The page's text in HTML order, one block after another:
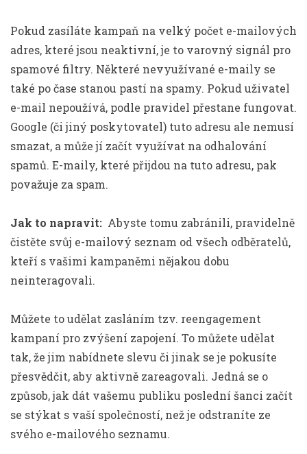
Pokud zasíláte kampaň na velký počet e-mailových
adres, které jsou neaktivní, je to varovný signál pro
spamové filtry. Některé nevyužívané e-maily se
také po čase stanou pastí na spamy. Pokud uživatel
e-mail nepoužívá, podle pravidel přestane fungovat.
Google (či jiný poskytovatel) tuto adresu ale nemusí
smazat, a může jí začít využívat na odhalování
spamů. E-maily, které přijdou na tuto adresu, pak
považuje za spam.
Jak to napravit: Abyste tomu zabránili, pravidelně
čistěte svůj e-mailový seznam od všech odběratelů,
kteří s vašimi kampaněmi nějakou dobu
neinteragovali.
Můžete to udělat zasláním tzv. reengagement
kampaní pro zvýšení zapojení. To můžete udělat
tak, že jim nabídnete slevu či jinak se je pokusíte
přesvědčit, aby aktivně zareagovali. Jedná se o
způsob, jak dát vašemu publiku poslední šanci začít
se stýkat s vaší společností, než je odstraníte ze
svého e-mailového seznamu.